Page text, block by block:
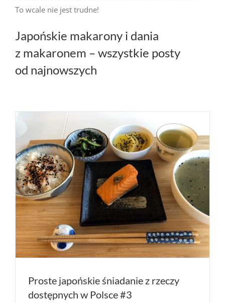
To wcale nie jest trudne!
Japońskie makarony i dania
z makaronem – wszystkie posty
od najnowszych
Proste japońskie śniadanie z rzeczy
dostępnych w Polsce #3